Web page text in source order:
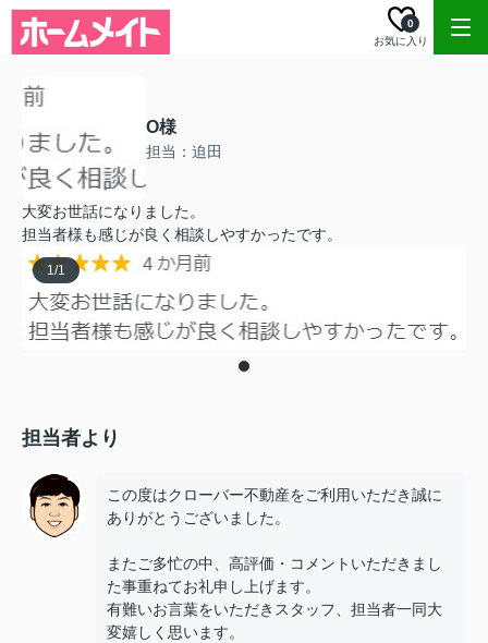
お気に入り
0
O様
担当：迫田
大変お世話になりました。
担当者様も感じが良く相談しやすかったです。
1/1
担当者より
この度はクローバー不動産をご利用いただき誠に
ありがとうございました。
またご多忙の中、高評価・コメントいただきまし
た事重ねてお礼申し上げます。
有難いお言葉をいただきスタッフ、担当者一同大
変嬉しく思います。